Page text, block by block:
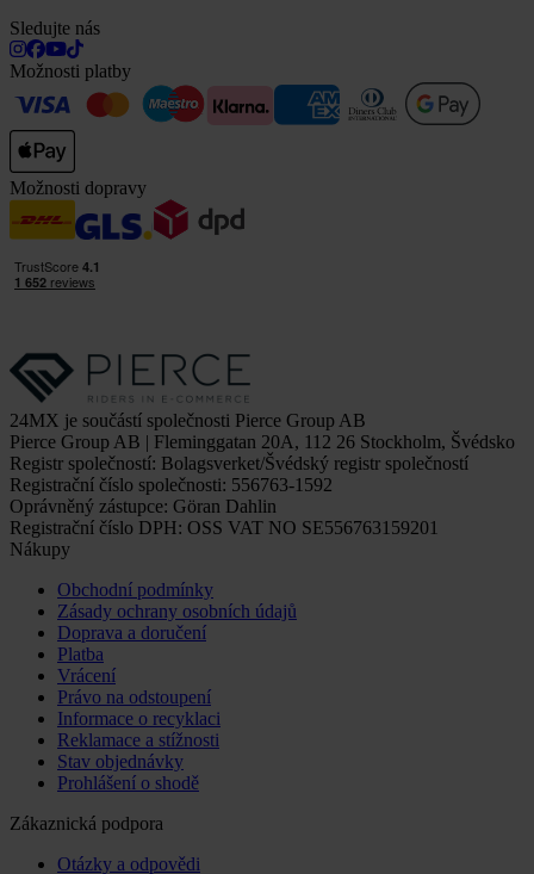
Sledujte nás
Možnosti platby
Možnosti dopravy
24MX je součástí společnosti Pierce Group AB
Pierce Group AB | Fleminggatan 20A, 112 26 Stockholm, Švédsko
Registr společností: Bolagsverket/Švédský registr společností
Registrační číslo společnosti: 556763-1592
Oprávněný zástupce: Göran Dahlin
Registrační číslo DPH: OSS VAT NO SE556763159201
Nákupy
Obchodní podmínky
Zásady ochrany osobních údajů
Doprava a doručení
Platba
Vrácení
Právo na odstoupení
Informace o recyklaci
Reklamace a stížnosti
Stav objednávky
Prohlášení o shodě
Zákaznická podpora
Otázky a odpovědi